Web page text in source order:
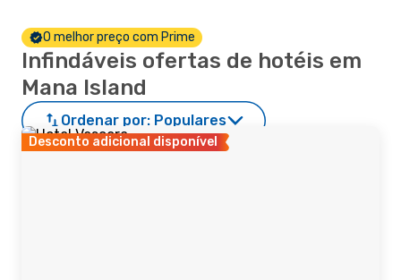
O melhor preço com Prime
Infindáveis ofertas de hotéis em
Mana Island
Ordenar por: Populares
Desconto adicional disponível